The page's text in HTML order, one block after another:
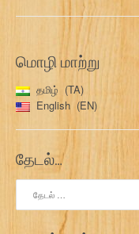
மொழி மாற்று
தமிழ்
TA
English
EN
தேடல்…
தேடு: